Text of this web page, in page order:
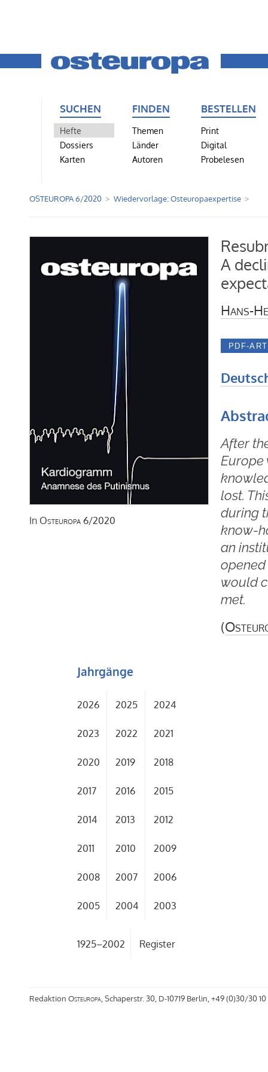
SUCHEN
Hefte
Dossiers
Karten
FINDEN
Themen
Länder
Autoren
BESTELLEN
Print
Digital
Probelesen
OSTEUROPA 6/2020 Wiedervorlage: Osteuropaexpertise
In Osteuropa 6/2020
A
Hans-
After
Europe
lost.
during
know-
an
opened
would
met.
(
Jahrgänge
2026 2025 2024
2023 2022 2021
2020 2019 2018
2017 2016 2015
2014 2013 2012
2011 2010 2009
2008 2007 2006
2005 2004 2003
1925–2002 Register
Redaktion Osteuropa, Schaperstr. 30, D-10719 Berlin, +49 (0)30/30